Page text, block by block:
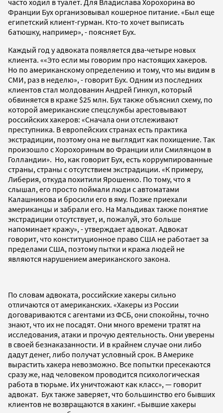
Франции Бух организовывал кошерное питание. «Был еще
египетский клиент-гурман. Кто-то хочет выписать
батюшку, например», - поясняет Бух.
Каждый год у адвоката появляется два-четыре новых
клиента. ««Это если мы говорим про настоящих хакеров.
Но по американскому определению и тому, что мы видим в
СМИ, раз в неделю», - говорит Бух. Одним из последних
клиентов стал молдованин Андрей Гинкул, который
обвиняется в краже $25 млн. Бух также объяснил схему, по
которой американские спецслужбы арестовывают
российских хакеров: «Сначала они отслеживают
преступника. В европейских странах есть практика
экстрадиции, поэтому она не выглядит как похищение. Так
произошло с Хорохориным во Франции или Смилянцом в
Голландии». Но, как говорит Бух, есть коррумпированные
страны, страны с отсутствием экстрадиции. «К примеру,
Либерия, откуда похитили Ярошенко. По тому, что я
слышал, его просто поймали люди с автоматами
Калашникова и бросили его в яму. Позже приехали
американцы и забрали его. На Мальдивах также понятие
экстрадиции отсутствует, и, пожалуй, это больше
напоминает кражу», - утверждает адвокат. Адвокат
говорит, что конституционное право США не работает за
пределами США, поэтому пытки и кража людей не
являются нарушением американского закона.
По словам адвоката, российские хакеры сильно
отличаются от американских. «Хакеры из России
договариваются с агентами из ФСБ, они спокойны, точно
знают, что их не посадят. Они много времени тратят на
исследования, атаки и прочую деятельность. Они уверены
в своей безнаказанности. И в крайнем случае они либо
дадут денег, либо получат условный срок. В Америке
вырастить хакера невозможно. Все попытки пресекаются
сразу же, над человеком проводится психологическая
работа в тюрьме. Их уничтожают как класс», — говорит
адвокат. Бух также заверяет, что большинство его бывших
клиентов не возвращаются в хакинг. «Бывшие хакеры